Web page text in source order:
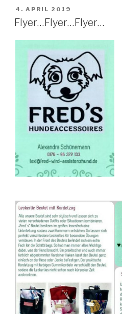
VERÖFFENTLICHT
AM
4. APRIL 2019
Flyer…Flyer…Flyer…